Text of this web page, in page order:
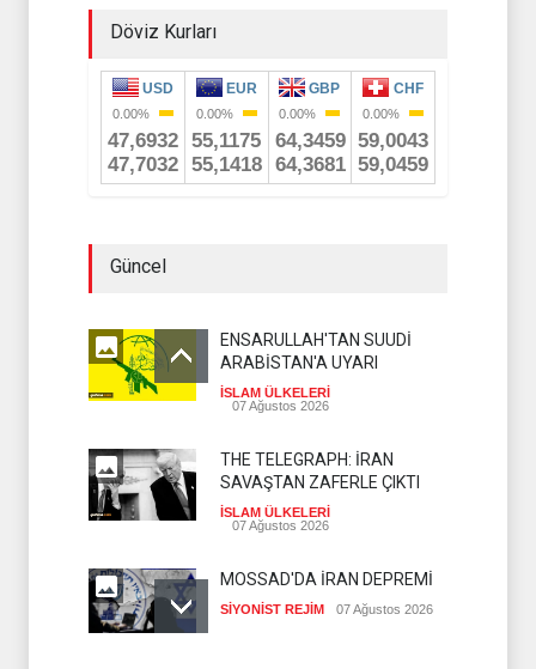
Döviz Kurları
Güncel
ENSARULLAH'TAN SUUDİ
ARABİSTAN'A UYARI
İSLAM ÜLKELERİ
07 Ağustos 2026
THE TELEGRAPH: İRAN
SAVAŞTAN ZAFERLE ÇIKTI
İSLAM ÜLKELERİ
07 Ağustos 2026
MOSSAD'DA İRAN DEPREMİ
SİYONİST REJİM 07 Ağustos 2026